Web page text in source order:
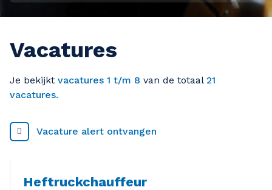
Vacatures
Je bekijkt vacatures 1 t/m 8 van de totaal 21
vacatures.
Vacature alert ontvangen
Heftruckchauffeur